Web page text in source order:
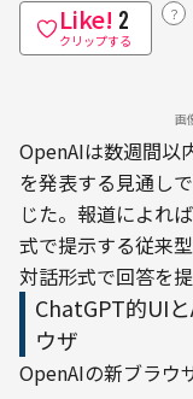
Like! 2
クリップする
？
画
OpenAIは数週間以
を発表する見通し
じた。報道によれ
式で提示する従来
対話形式で回答を
ChatGPT的UI
ウザ
OpenAIの新ブラウ